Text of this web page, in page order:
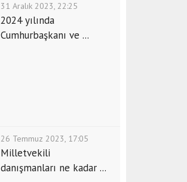
31 Aralık 2023, 22:25
2024 yılında
Cumhurbaşkanı ve ...
26 Temmuz 2023, 17:05
Milletvekili
danışmanları ne kadar ...